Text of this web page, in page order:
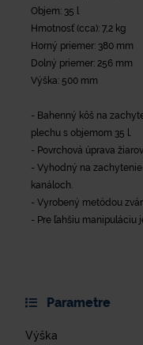
Objem: 35 l
Hmotnosť (cca): 7,2 kg
Horný priemer: 380 mm
Dolný priemer: 256 mm
Výška: 500 mm
- Bahenný kôš na
plechu s objemom 35 l.
- Povrchová úprava
- Vyhodný na
kanáloch.
- Vyrobený metódou
- Pre ľahšiu manipuláciu
Parametre
Výška